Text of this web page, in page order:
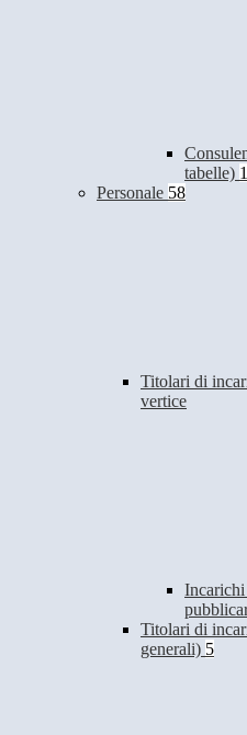
tabelle)
Personale 58
Titolari di
vertice
Titolari di
generali) 5